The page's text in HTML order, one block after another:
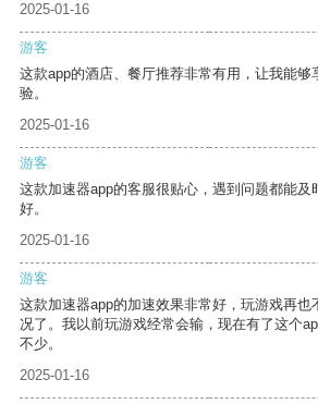
2025-01-16
游客
这款app的酒店、餐厅推荐非常有用，让我能够
验。
2025-01-16
游客
这款加速器app的客服很贴心，遇到问题都能及
好。
2025-01-16
游客
这款加速器app的加速效果非常好，玩游戏再也
况了。我以前玩游戏经常会输，现在有了这个
不少。
2025-01-16